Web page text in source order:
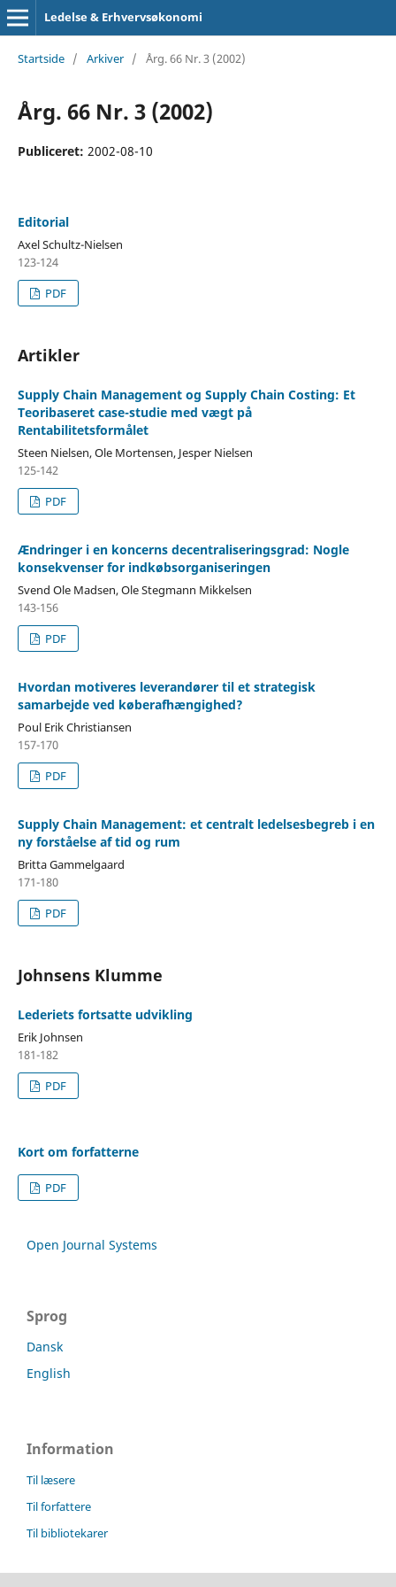
Ledelse & Erhvervsøkonomi
Startside / Arkiver / Årg. 66 Nr. 3 (2002)
Årg. 66 Nr. 3 (2002)
Publiceret: 2002-08-10
Editorial
Axel Schultz-Nielsen
123-124
PDF
Artikler
Supply Chain Management og Supply Chain Costing: Et
Teoribaseret case-studie med vægt på
Rentabilitetsformålet
Steen Nielsen, Ole Mortensen, Jesper Nielsen
125-142
PDF
Ændringer i en koncerns decentraliseringsgrad: Nogle
konsekvenser for indkøbsorganiseringen
Svend Ole Madsen, Ole Stegmann Mikkelsen
143-156
PDF
Hvordan motiveres leverandører til et strategisk
samarbejde ved køberafhængighed?
Poul Erik Christiansen
157-170
PDF
Supply Chain Management: et centralt ledelsesbegreb i en
ny forståelse af tid og rum
Britta Gammelgaard
171-180
PDF
Johnsens Klumme
Lederiets fortsatte udvikling
Erik Johnsen
181-182
PDF
Kort om forfatterne
PDF
Open Journal Systems
Sprog
Dansk
English
Information
Til læsere
Til forfattere
Til bibliotekarer